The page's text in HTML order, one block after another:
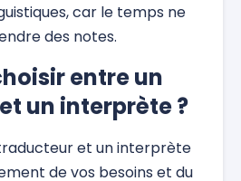
car le temps ne
des notes.
entre un
un interprète ?
et un interprète
de vos besoins et du